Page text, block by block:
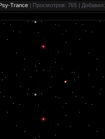
Trance | Просмотров: 765 | Добавил: